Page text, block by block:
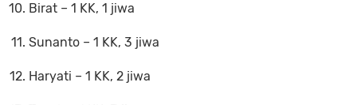
Birat – 1 KK, 1 jiwa
Sunanto – 1 KK, 3 jiwa
Haryati – 1 KK, 2 jiwa